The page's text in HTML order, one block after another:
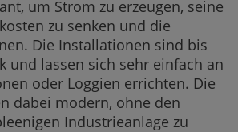
um Strom zu erzeugen, seine
zu senken und die
Die Installationen sind bis
und lassen sich sehr einfach an
oder Loggien errichten. Die
dabei modern, ohne den
Industrieanlage zu